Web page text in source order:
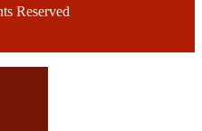
Reserved